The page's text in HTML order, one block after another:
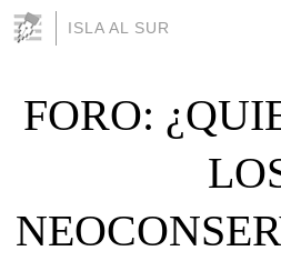
ISLA AL SUR
FORO: